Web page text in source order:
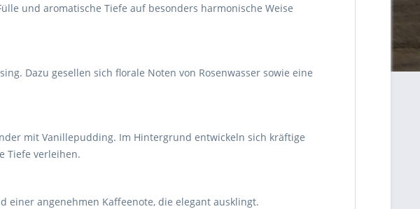
und aromatische Tiefe auf besonders harmonische Weise
Dazu gesellen sich florale Noten von Rosenwasser sowie eine
mit Vanillepudding. Im Hintergrund entwickeln sich kräftige
Tiefe verleihen.
einer angenehmen Kaffeenote, die elegant ausklingt.